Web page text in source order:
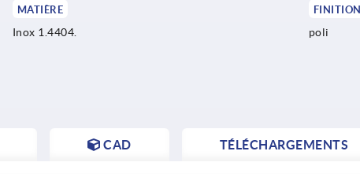
MATIÈRE
Inox 1.4404.
FINITION
poli
CAD TÉLÉCHARGEMENTS